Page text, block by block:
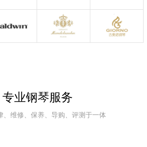
专业钢琴服务
、维修、保养、导购、评测于一体